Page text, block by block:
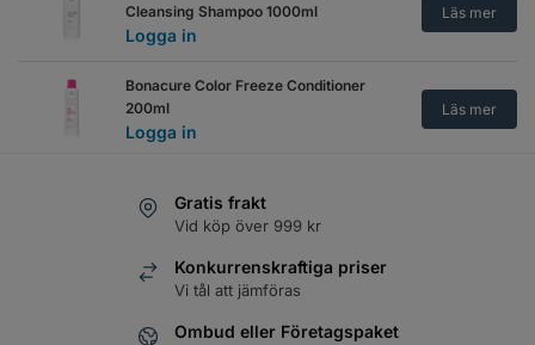
Cleansing Shampoo 1000ml
Logga in
Läs mer
Bonacure Color Freeze Conditioner
200ml
Logga in
Läs mer
1000ml
Logga in
Bonacure Color Freeze Shampoo
Logga in
Gratis frakt
Vid köp över 999 kr
Konkurrenskraftiga priser
Vi tål att jämföras
Ombud eller Företagspaket